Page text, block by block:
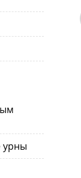
урны